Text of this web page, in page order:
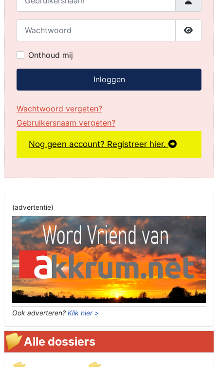
Toon
Onthoud mij
Inloggen
Wachtwoord vergeten?
Gebruikersnaam vergeten?
Nog geen account? Registreer hier.
(advertentie)
Ook adverteren? Klik hier >
Alle dossiers